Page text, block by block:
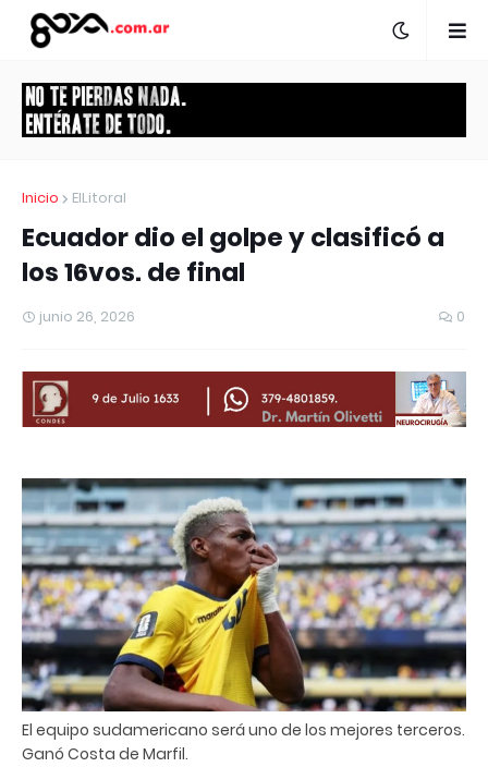
Inicio ElLitoral
Ecuador dio el golpe y clasificó a
los 16vos. de final
junio 26, 2026 0
El equipo sudamericano será uno de los mejores terceros.
Ganó Costa de Marfil.